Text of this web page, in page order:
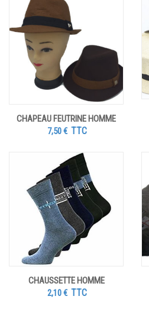
CHAPEAU FEUTRINE HOMME
7,50€ TTC
CHAUSSETTE HOMME
2,10€ TTC